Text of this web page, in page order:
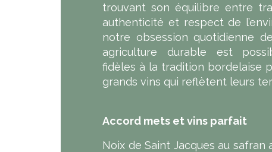
trouvant son équilibre entre
authenticité et respect de
notre obsession quotidienne
agriculture durable est
fidèles à la tradition bordelaise
grands vins qui reflètent leurs
Accord mets et vins parfait
Noix de Saint Jacques au safran